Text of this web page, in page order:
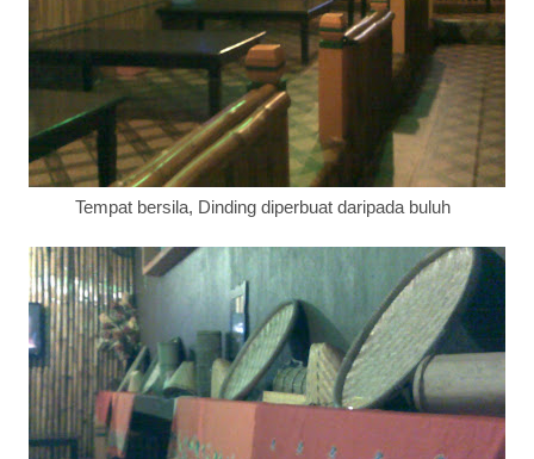
Tempat bersila, Dinding diperbuat daripada buluh